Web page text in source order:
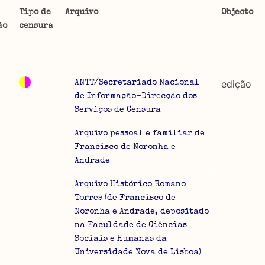
uma
Tipo de
censura
Arquivo Objecto
ANTT/Secretariado Nacional
de Informação-Direcção dos
Serviços de Censura
Arquivo pessoal e familiar de
Francisco de Noronha e
Andrade
Arquivo Histórico Romano
Torres (de Francisco de
Noronha e Andrade, depositado
na Faculdade de Ciências
Sociais e Humanas da
Universidade Nova de Lisboa)
edição